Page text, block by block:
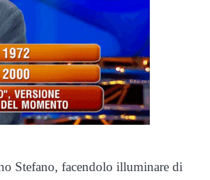
Stefano, facendolo illuminare di